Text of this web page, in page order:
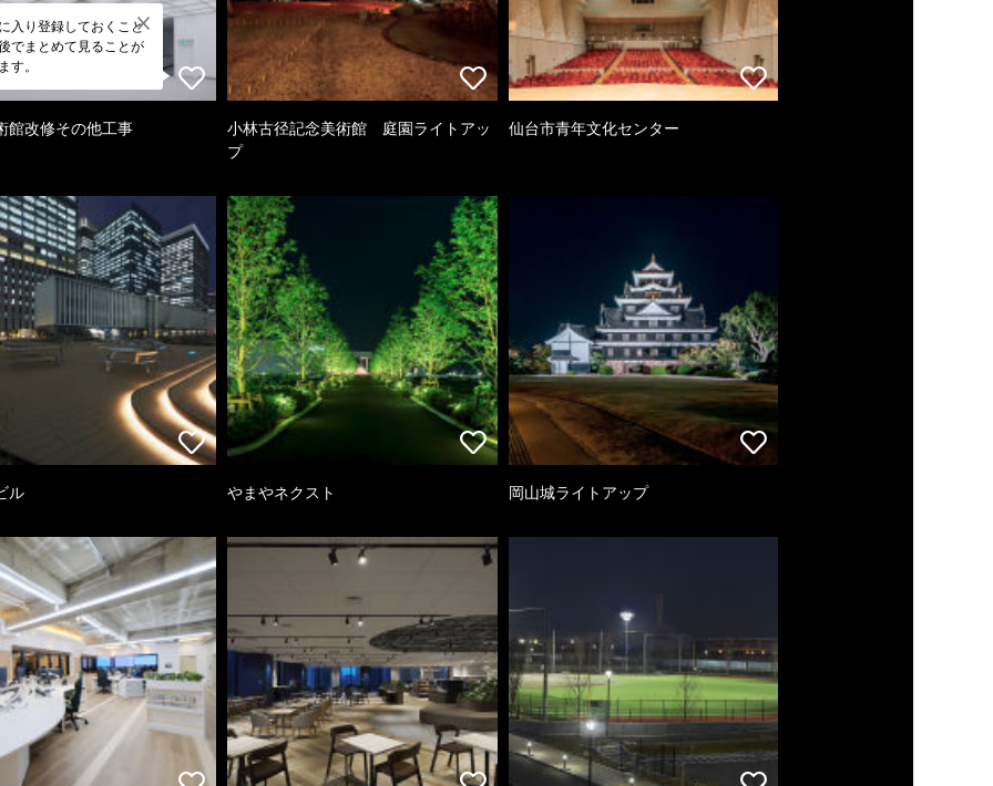
入り登録しておくこと
でまとめて見ることが
す。
館改修その他工事
小林古径記念美術館 庭園ライトアッ
プ
仙台市青年文化センター
ル やまやネクスト 岡山城ライトアップ